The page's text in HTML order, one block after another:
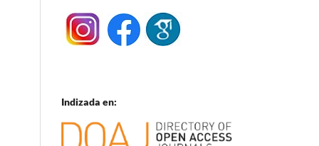
Indizada en: